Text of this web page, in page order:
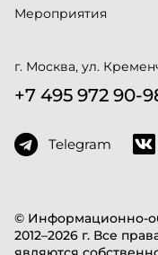
© Информационно-
2012–2026 г. Все
Мероприятия
г. Москва, ул.
+7 495 972 90-
Telegram